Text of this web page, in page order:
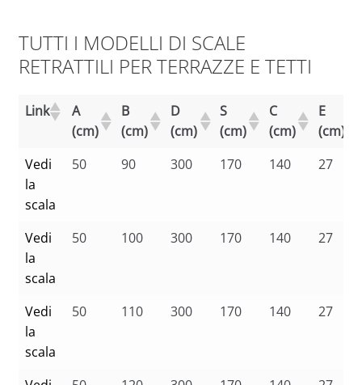
TUTTI I MODELLI DI SCALE
RETRATTILI PER TERRAZZE E TETTI
Link
A
(cm)
B
(cm)
D
(cm)
S
(cm)
C
(cm)
E
(cm)
Vedi
la
scala
50 90 300 170 140 27
Vedi
la
scala
50 100 300 170 140 27
Vedi
la
scala
50 110 300 170 140 27